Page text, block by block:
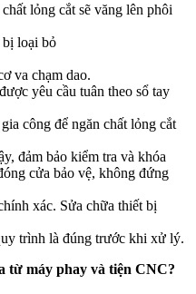
lỏng cắt sẽ văng lên phôi
bị loại bỏ
va chạm dao.
yêu cầu tuân theo sổ tay
công để ngăn chất lỏng cắt
đảm bảo kiểm tra và khóa
cửa bảo vệ, không đứng
xác. Sửa chữa thiết bị
trình là đúng trước khi xử lý.
từ máy phay và tiện CNC?